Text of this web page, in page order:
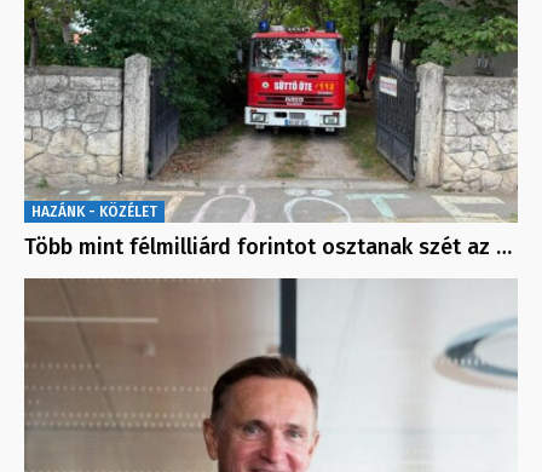
HAZÁNK - KÖZÉLET
Több mint félmilliárd forintot osztanak szét az …